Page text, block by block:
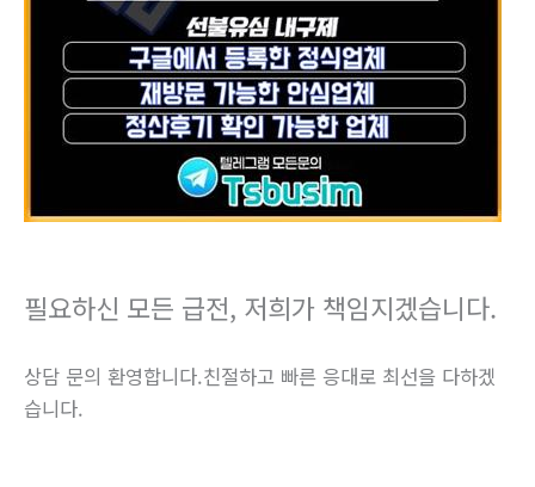
필요하신 모든 급전, 저희가 책임지겠습니다.
상담 문의 환영합니다.친절하고 빠른 응대로 최선을 다하겠
습니다.